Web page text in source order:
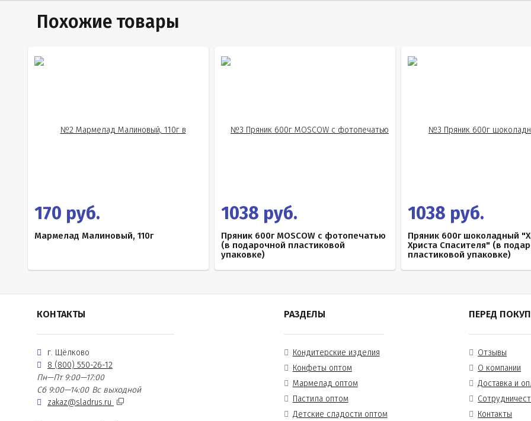
Похожие товары
170 руб.
Мармелад Малиновый, 110г
1038 руб.
Пряник 600г MOSCOW с фотопечатью
(в подарочной пластиковой
упаковке)
1038 руб.
Пряник 600г шоколадный
Христа Спасителя" (в
пластиковой упаковке)
КОНТАКТЫ
г. Щёлково
8 (800) 550-26-12
Пн—Пт 9:00—17:00
Сб 9:00—14:00 Вс выходной
zakaz@sladrus.ru
РАЗДЕЛЫ
Кондитерские изделия
Конфеты оптом
Мармелад оптом
Пастила оптом
Детские сладости оптом
ПЕРЕД
Отзывы
О компании
Доставка и
Контакты